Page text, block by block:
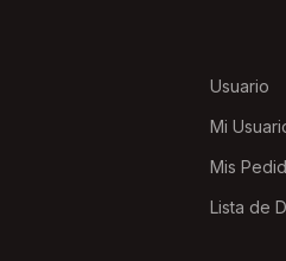
Usuario
Mi
Mis
Lista de